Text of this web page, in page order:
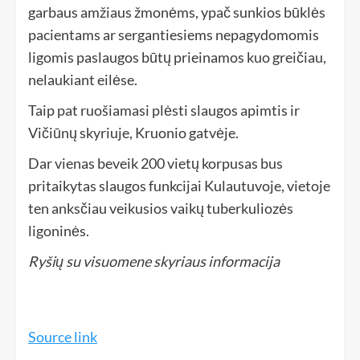
garbaus amžiaus žmonėms, ypač sunkios būklės
pacientams ar sergantiesiems nepagydomomis
ligomis paslaugos būtų prieinamos kuo greičiau,
nelaukiant eilėse.
Taip pat ruošiamasi plėsti slaugos apimtis ir
Vičiūnų skyriuje, Kruonio gatvėje.
Dar vienas beveik 200 vietų korpusas bus
pritaikytas slaugos funkcijai Kulautuvoje, vietoje
ten anksčiau veikusios vaikų tuberkuliozės
ligoninės.
Ryšių su visuomene skyriaus informacija
Source link